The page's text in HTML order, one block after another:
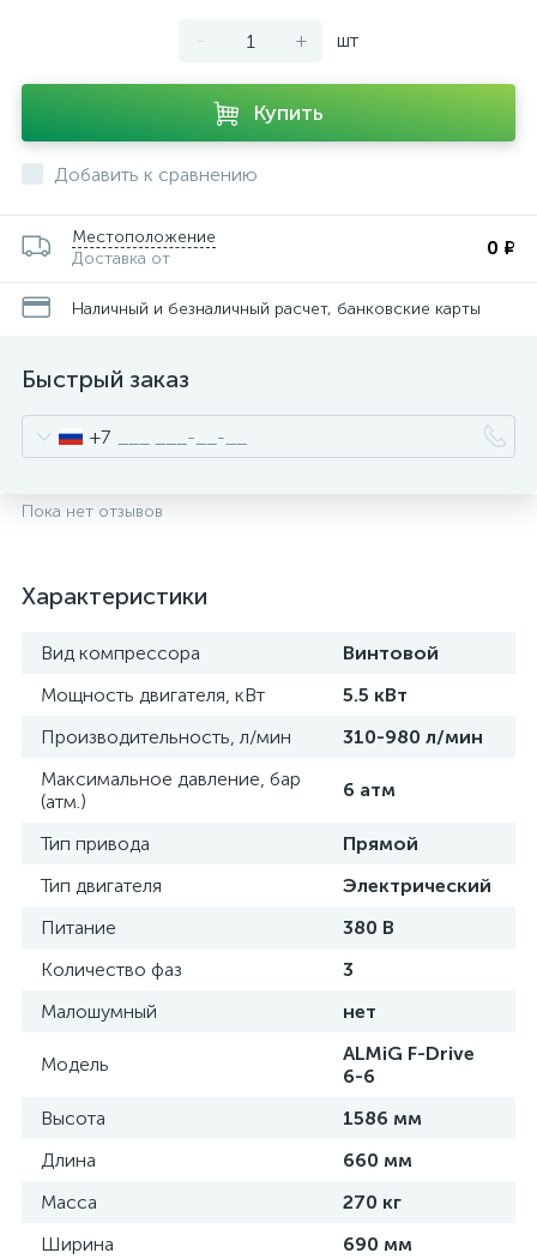
- + шт
Купить
Добавить к сравнению
Местоположение
Доставка от
0 ₽
Наличный и безналичный расчет, банковские карты
Быстрый заказ
+7
Пока нет отзывов
Характеристики
Вид компрессора
Винтовой
Мощность двигателя, кВт
5.5 кВт
Производительность, л/мин
310-980 л/мин
Максимальное давление, бар
(атм.)
6 атм
Тип привода
Прямой
Тип двигателя
Электрический
Питание
380 В
Количество фаз
3
Малошумный
нет
Модель
ALMiG F-Drive
6-6
Высота
1586 мм
Длина
660 мм
Масса
270 кг
Ширина
690 мм